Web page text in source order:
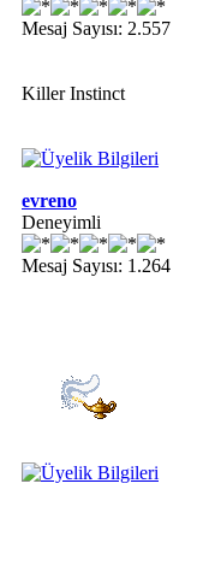
Mesaj Sayısı: 2.557
Killer Instinct
evreno
Deneyimli
Mesaj Sayısı: 1.264